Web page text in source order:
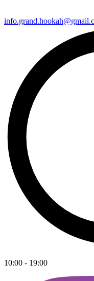
10:00 - 19:00